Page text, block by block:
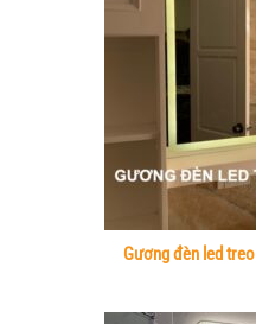
Gương đèn led